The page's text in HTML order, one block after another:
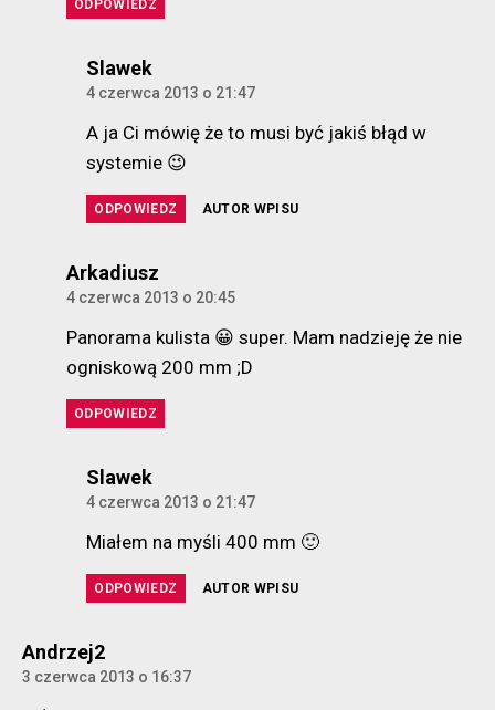
ODPOWIEDZ
Slawekkomentarz:
4 czerwca 2013 o 21:47
A ja Ci mówię że to musi być jakiś błąd w
systemie 😉
ODPOWIEDZ AUTOR WPISU
Arkadiuszkomentarz:
4 czerwca 2013 o 20:45
Panorama kulista 😀 super. Mam nadzieję że nie
ogniskową 200 mm ;D
ODPOWIEDZ
Slawekkomentarz:
4 czerwca 2013 o 21:47
Miałem na myśli 400 mm 🙂
ODPOWIEDZ AUTOR WPISU
Andrzej2komentarz:
3 czerwca 2013 o 16:37